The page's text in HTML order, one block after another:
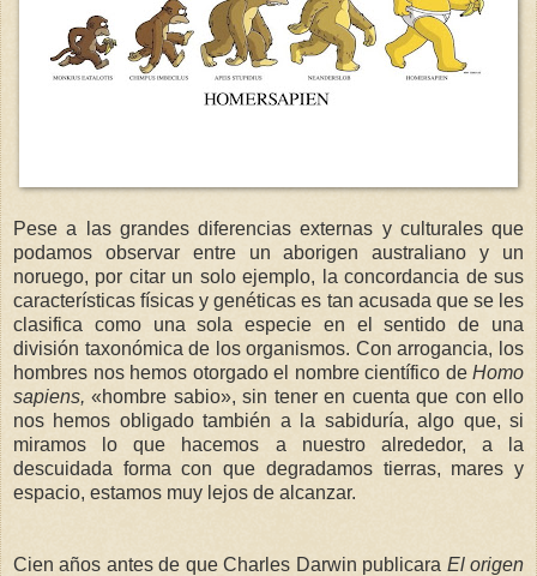
Pese a las grandes diferencias externas y culturales que
podamos observar entre un aborigen australiano y un
noruego, por citar un solo ejemplo, la concordancia de sus
características físicas y genéticas es tan acusada que se les
clasifica como una sola especie en el sentido de una
división taxonómica de los organismos. Con arrogancia, los
hombres nos hemos otorgado el nombre científico de Homo
sapiens, «hombre sabio», sin tener en cuenta que con ello
nos hemos obligado también a la sabiduría, algo que, si
miramos lo que hacemos a nuestro alrededor, a la
descuidada forma con que degradamos tierras, mares y
espacio, estamos muy lejos de alcanzar.
Cien años antes de que Charles Darwin publicara El origen